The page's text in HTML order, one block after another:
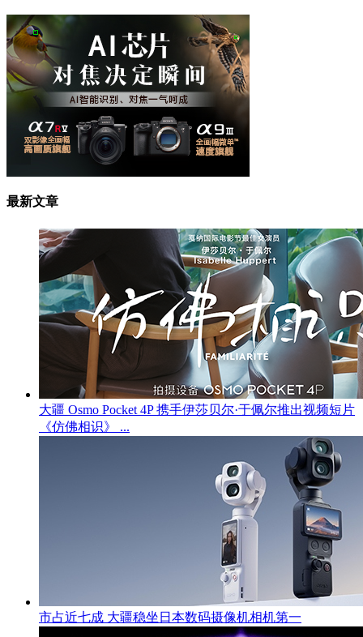
最新文章
大疆 Osmo Pocket 4P 携手伊莎贝尔·于佩尔推出视频短片
《仿佛相识》 ...
市占近七成 大疆稳坐日本数码摄像机相机第一